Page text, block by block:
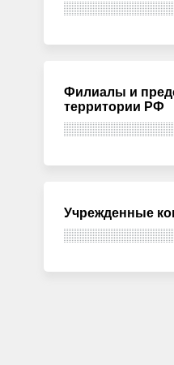
Филиалы и
территории РФ
Учрежденные